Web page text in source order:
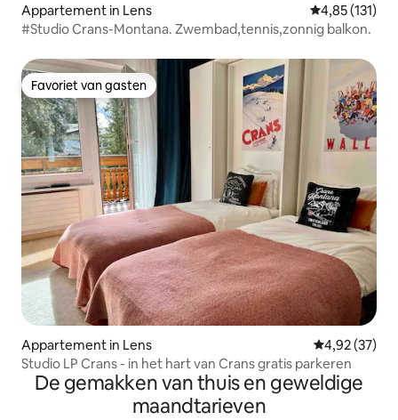
Appartement in Lens Gemiddelde
4,85 (131)
#Studio Crans-Montana. Zwembad,tennis,zonnig balkon.
Favoriet van gasten
Favoriet van gasten
Appartement in Lens Gemiddelde
4,92 (37)
Studio LP Crans - in het hart van Crans gratis parkeren
De gemakken van thuis en geweldige
maandtarieven